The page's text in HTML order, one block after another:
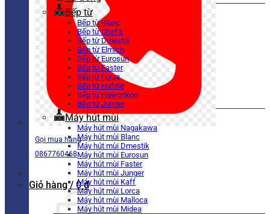
Gọi mua hàng
0867760468
Giỏ hàng / 0₫
Bếp từ
Bếp từ Blanc
Bếp từ Chef’s
Bếp từ Dmestik
Bếp từ Elmich
Bếp từ Eurosun
Bếp từ Faster
Bếp từ Forza
Bếp từ Hafele
Bếp từ Hawonkoo
Bếp từ Junger
Máy hút mùi
Máy hút mùi Nagakawa
Máy hút mùi Blanc
Máy hút mùi Dmestik
Máy hút mùi Eurosun
Máy hút mùi Faster
Máy hút mùi Junger
Máy hút mùi Kaff
Máy hút mùi Lorca
Máy hút mùi Malloca
Máy hút mùi Midea